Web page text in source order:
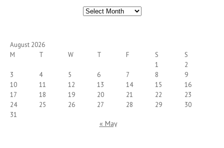
Archives
August 2026
M
T W T F S
S
1
2
3
4 5 6 7 8
9
10
11 12 13 14 15
16
17
18 19 20 21 22
23
24
25 26 27 28 29
30
31
« May